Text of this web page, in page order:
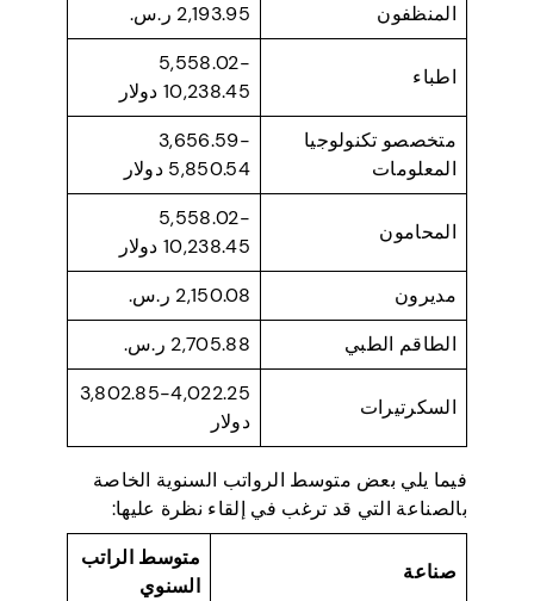
المنظفون
2,193.95 ر.س.
اطباء
5,558.02-
10,238.45 دولار
متخصصو تكنولوجيا
المعلومات
3,656.59-
5,850.54 دولار
المحامون
5,558.02-
10,238.45 دولار
مديرون
2,150.08 ر.س.
الطاقم الطبي
2,705.88 ر.س.
السكرتيرات
3,802.85-4,022.25
دولار
فيما يلي بعض متوسط الرواتب السنوية الخاصة
بالصناعة التي قد ترغب في إلقاء نظرة عليها:
صناعة
متوسط الراتب
السنوي